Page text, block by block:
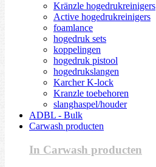
Kränzle hogedrukreinigers
Active hogedrukreinigers
foamlance
hogedruk sets
koppelingen
hogedruk pistool
hogedrukslangen
Karcher K-lock
Kranzle toebehoren
slanghaspel/houder
ADBL - Bulk
Carwash producten
In Carwash producten